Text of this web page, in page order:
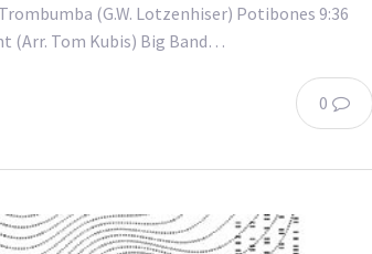
(G.W. Lotzenhiser) Potibones 9:36
(Arr. Tom Kubis) Big Band…
0